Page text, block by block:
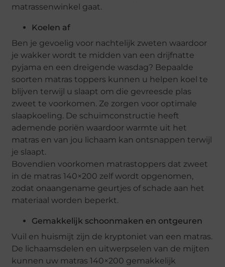
matrassenwinkel gaat.
Koelen af
Ben je gevoelig voor nachtelijk zweten waardoor
je wakker wordt te midden van een drijfnatte
pyjama en een dreigende wasdag? Bepaalde
soorten matras toppers kunnen u helpen koel te
blijven terwijl u slaapt om die gevreesde plas
zweet te voorkomen. Ze zorgen voor optimale
slaapkoeling. De schuimconstructie heeft
ademende poriën waardoor warmte uit het
matras en van jou lichaam kan ontsnappen terwijl
je slaapt.
Bovendien voorkomen matrastoppers dat zweet
in de matras 140×200 zelf wordt opgenomen,
zodat onaangename geurtjes of schade aan het
materiaal worden beperkt.
Gemakkelijk schoonmaken en ontgeuren
Vuil en huismijt zijn de kryptoniet van een matras.
De lichaamsdelen en uitwerpselen van de mijten
kunnen uw matras 140×200 gemakkelijk